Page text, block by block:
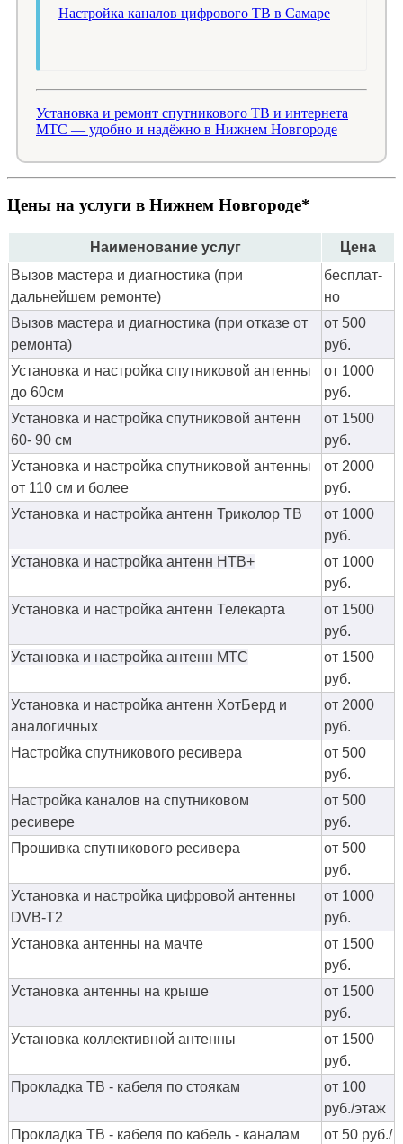
Настройка каналов цифрового ТВ в Самаре
Установка и ремонт спутникового ТВ и интернета
МТС — удобно и надёжно в Нижнем Новгороде
Цены на услуги в Нижнем Новгороде*
Наименование услуг
Цена
Вызов мастера и диагностика (при
дальнейшем ремонте)
бес­плат­
но
Вызов мастера и диагностика (при отказе от
ремонта)
от 500
руб.
Установка и настройка спутниковой антенны
до 60см
от 1000
руб.
Установка и настройка спутниковой антенн
60- 90 см
от 1500
руб.
Установка и настройка спутниковой антенны
от 110 см и более
от 2000
руб.
Установка и настройка антенн Триколор ТВ
от 1000
руб.
Установка и настройка антенн НТВ+
от 1000
руб.
Установка и настройка антенн Телекарта
от 1500
руб.
Установка и настройка антенн МТС
от 1500
руб.
Установка и настройка антенн ХотБерд и
аналогичных
от 2000
руб.
Настройка спутникового ресивера
от 500
руб.
Настройка каналов на спутниковом
ресивере
от 500
руб.
Прошивка спутникового ресивера
от 500
руб.
Установка и настройка цифровой антенны
DVB-T2
от 1000
руб.
Установка антенны на мачте
от 1500
руб.
Установка антенны на крыше
от 1500
руб.
Установка коллективной антенны
от 1500
руб.
Прокладка ТВ - кабеля по стоякам
от 100
руб./этаж
Прокладка ТВ - кабеля по кабель - каналам
от 50 руб./